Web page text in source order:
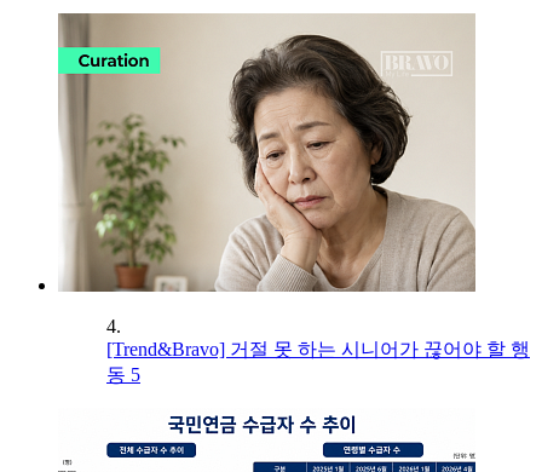
4.
[Trend&Bravo] 거절 못 하는 시니어가 끊어야 할 행
동 5